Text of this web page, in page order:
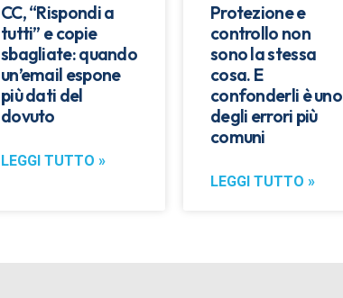
CC, “Rispondi a
tutti” e copie
sbagliate: quando
un’email espone
più dati del
dovuto
LEGGI TUTTO »
Protezione e
controllo non
sono la stessa
cosa. E
confonderli è uno
degli errori più
comuni
LEGGI TUTTO »